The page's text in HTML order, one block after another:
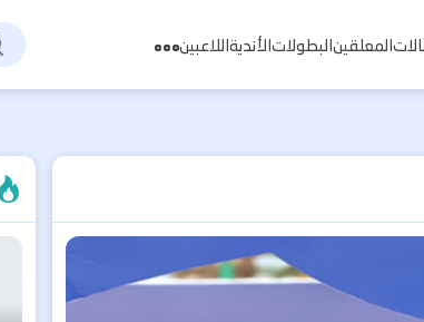
المعلقينالبطولاتالأنديةاللاعبين